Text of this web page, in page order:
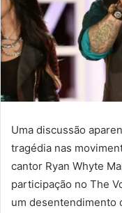
Uma discussão
tragédia nas
cantor Ryan Whyte
participação no The
um desentendimento